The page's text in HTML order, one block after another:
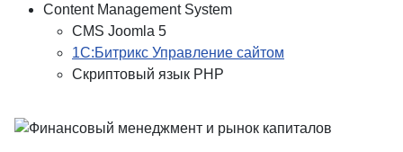
Content Management System
CMS Joomla 5
1С:Битрикс Управление сайтом
Скриптовый язык PHP